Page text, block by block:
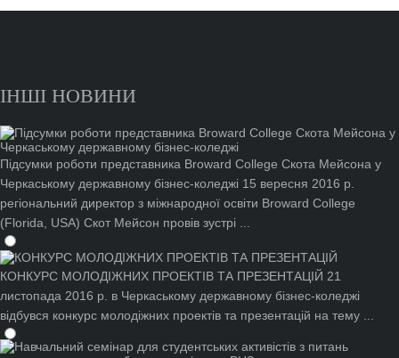
ІНШІ НОВИНИ
Підсумки роботи представника Broward College Скота Мейсона у
Черкаському державному бізнес-коледжі 15 вересня 2016 р.
регіональний директор з міжнародної освіти Broward College
(Florida, USA) Скот Мейсон провів зустрі ...
КОНКУРС МОЛОДІЖНИХ ПРОЕКТІВ ТА ПРЕЗЕНТАЦІЙ 21
листопада 2016 р. в Черкаському державному бізнес-коледжі
відбувся конкурс молодіжних проектів та презентацій на тему ...